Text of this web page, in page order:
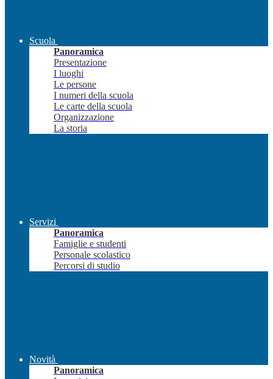
Scuola
Panoramica
Presentazione
I luoghi
Le persone
I numeri della scuola
Le carte della scuola
Organizzazione
La storia
Servizi
Panoramica
Famiglie e studenti
Personale scolastico
Percorsi di studio
Novità
Panoramica